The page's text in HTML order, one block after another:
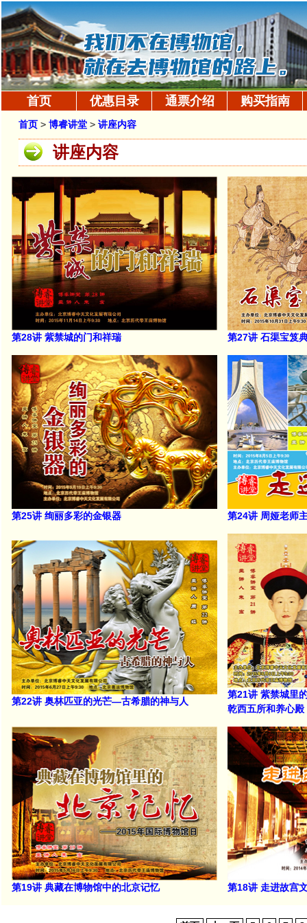
首页 优惠目录 通票介绍 购买指南
首页 > 博睿讲堂 > 讲座内容
讲座内容
第28讲 紫禁城的门和祥瑞 第27讲 石渠宝笈
第25讲 绚丽多彩的金银器 第24讲 周娅老师
第22讲 奥林匹亚的光芒—古希腊的神与人
第21讲 紫禁城里
乾西五所和养心殿
第19讲 典藏在博物馆中的北京记忆 第18讲 走进故宫